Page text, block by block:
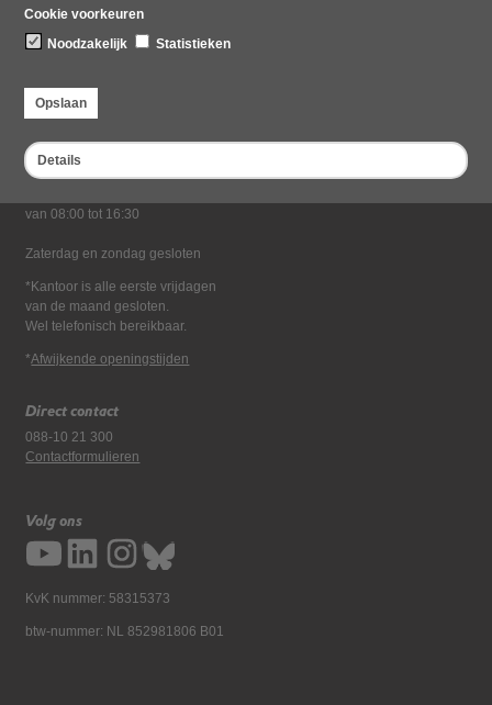
Cookie voorkeuren
Noodzakelijk
Statistieken
Opslaan
Details
Bezoekadres
Postadres
Openingstijden kantoor
van 08:00 tot 16:30
Zaterdag en zondag gesloten
*Kantoor is alle eerste vrijdagen
van de maand gesloten.
Wel telefonisch bereikbaar.
*Afwijkende openingstijden
Direct contact
088-10 21 300
Contactformulieren
Volg ons
KvK nummer: 58315373
btw-nummer: NL 852981806 B01